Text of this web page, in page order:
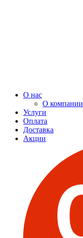
О нас
О компании
Услуги
Оплата
Доставка
Акции